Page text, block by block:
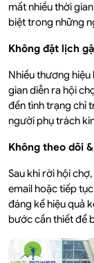
mất nhiều thời
biệt trong những
Không đặt lịch
Nhiều thương
gian diễn ra hội
đến tình trạng chỉ
người phụ trách
Không theo dõi
Sau khi rời hội
email hoặc tiếp
đáng kể hiệu quả
bước cần thiết để